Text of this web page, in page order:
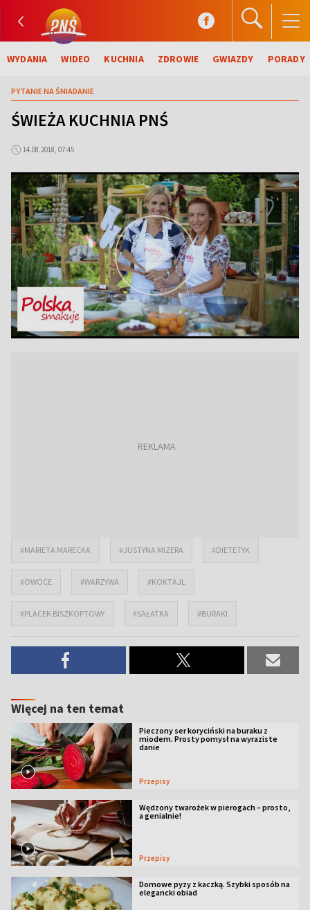
WYDANIA WIDEO KUCHNIA ZDROWIE GWIAZDY PORADY
PYTANIE NA ŚNIADANIE
ŚWIEŻA KUCHNIA PNŚ
14.08.2018, 07:45
#MARIETA MARECKA #JUSTYNA MIZERA #DIETETYK
#OWOCE #WARZYWA #KOKTAJL
#PLACEK BISZKOPTOWY #SAŁATKA #BURAKI
Więcej na ten temat
Pieczony ser koryciński na buraku z
miodem. Prosty pomysł na wyraziste
danie
Przepisy
Wędzony twarożek w pierogach – prosto,
a genialnie!
Przepisy
Domowe pyzy z kaczką. Szybki sposób na
elegancki obiad